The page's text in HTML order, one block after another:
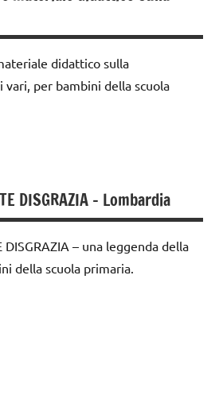
didattico sulla
vari, per bambini della scuola
DISGRAZIA – Lombardia
– una leggenda della
della scuola primaria.